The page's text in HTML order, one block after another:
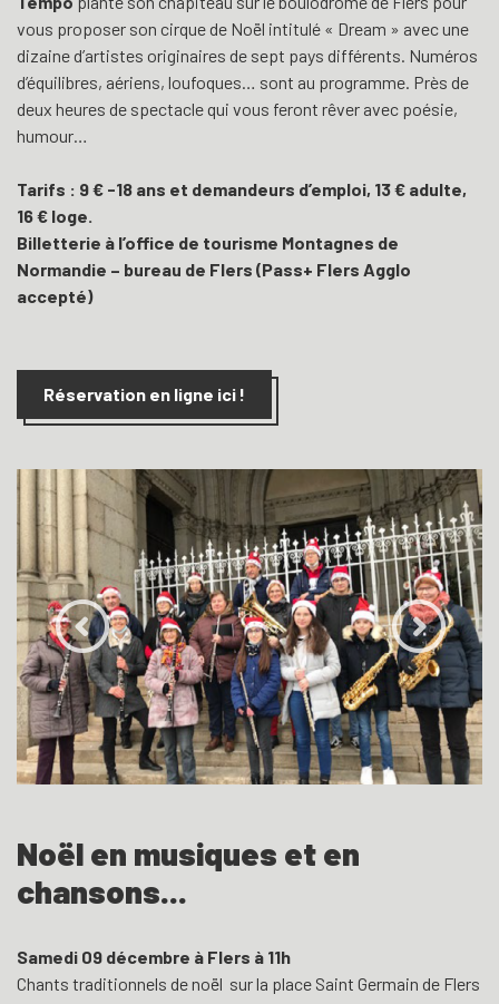
vous proposer son cirque de Noël intitulé « Dream » avec une
dizaine d’artistes originaires de sept pays différents. Numéros
d’équilibres, aériens, loufoques… sont au programme. Près de
deux heures de spectacle qui vous feront rêver avec poésie,
humour…
Tarifs : 9 € -18 ans et demandeurs d’emploi, 13 € adulte,
16 € loge.
Billetterie à l’office de tourisme Montagnes de
Normandie – bureau de Flers (Pass+ Flers Agglo
accepté)
Réservation en ligne ici !
Noël en musiques et en
chansons...
Samedi 09 décembre à Flers à 11h
Chants traditionnels de noël sur la place Saint Germain de Flers